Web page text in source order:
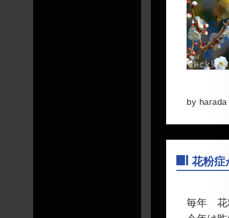
by harada
花粉症
毎年 花